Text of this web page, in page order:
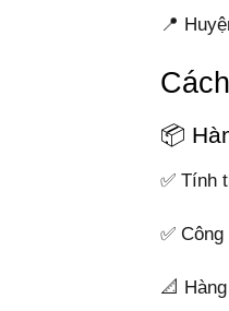
📍
📦
✅ Tính
✅
📐